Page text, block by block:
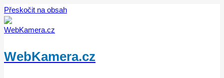
Přeskočit na obsah
WebKamera.cz